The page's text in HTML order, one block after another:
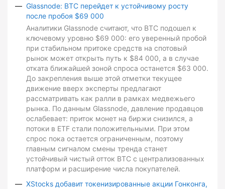
Glassnode: BTC перейдет к устойчивому росту
после пробоя $69 000
Аналитики Glassnode считают, что BTC подошел к
ключевому уровню $69 000: его уверенный пробой
при стабильном притоке средств на спотовый
рынок может открыть путь к $84 000, а в случае
отката ближайшей зоной спроса останется $63 000.
До закрепления выше этой отметки текущее
движение вверх эксперты предлагают
рассматривать как ралли в рамках медвежьего
рынка. По данным Glassnode, давление продавцов
ослабевает: приток монет на биржи снизился, а
потоки в ETF стали положительными. При этом
спрос пока остается ограниченным, поэтому
главным сигналом смены тренда станет
устойчивый чистый отток BTC с централизованных
платформ и расширение числа покупателей.
XStocks добавит токенизированные акции Гонконга,